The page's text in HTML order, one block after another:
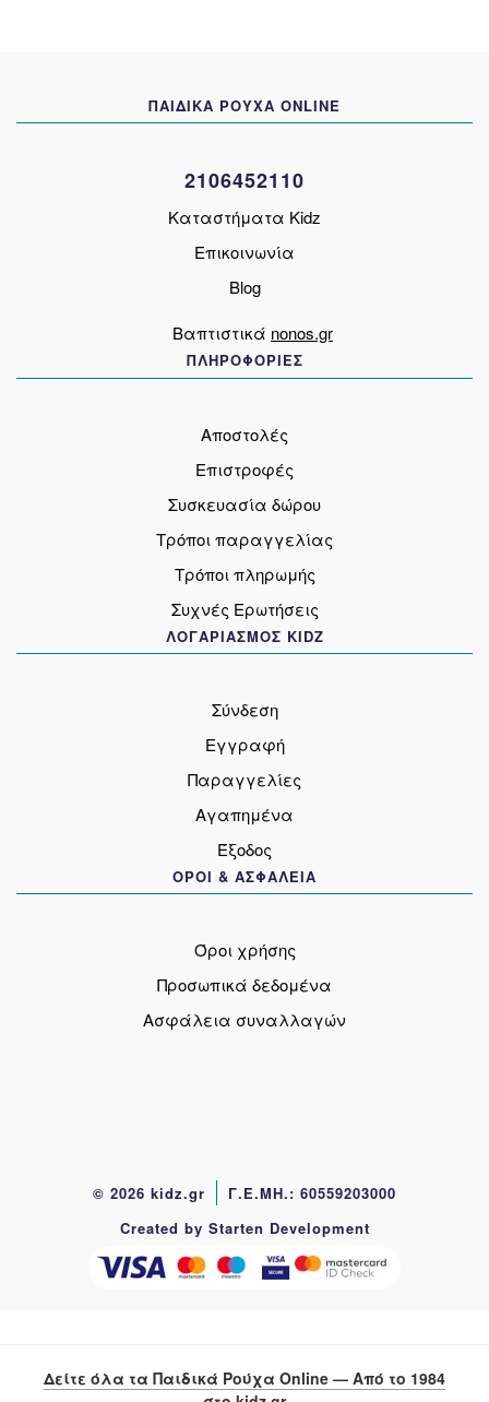
επιλεγούν
του
ΠΑΙΔΙΚΑ ΡΟΥΧΑ ONLINE
2106452110
Καταστήματα Kidz
Επικοινωνία
Blog
Βαπτιστικά nonos.gr
ΠΛΗΡΟΦΟΡΙΕΣ
Αποστολές
Επιστροφές
Συσκευασία δώρου
Τρόποι παραγγελίας
Τρόποι πληρωμής
Συχνές Ερωτήσεις
ΛΟΓΑΡΙΑΣΜΟΣ KIDZ
Σύνδεση
Εγγραφή
Παραγγελίες
Αγαπημένα
Έξοδος
ΟΡΟΙ & ΑΣΦΑΛΕΙΑ
Όροι χρήσης
Προσωπικά δεδομένα
Ασφάλεια συναλλαγών
© 2026 kidz.gr
Γ.Ε.ΜΗ.: 60559203000
Created by Starten Development
Δείτε όλα τα Παιδικά Ρούχα Online — Από το 1984